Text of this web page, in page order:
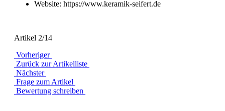
Website: https://www.keramik-seifert.de
Artikel 2/14
Vorheriger
Zurück zur Artikelliste
Nächster
Frage zum Artikel
Bewertung schreiben